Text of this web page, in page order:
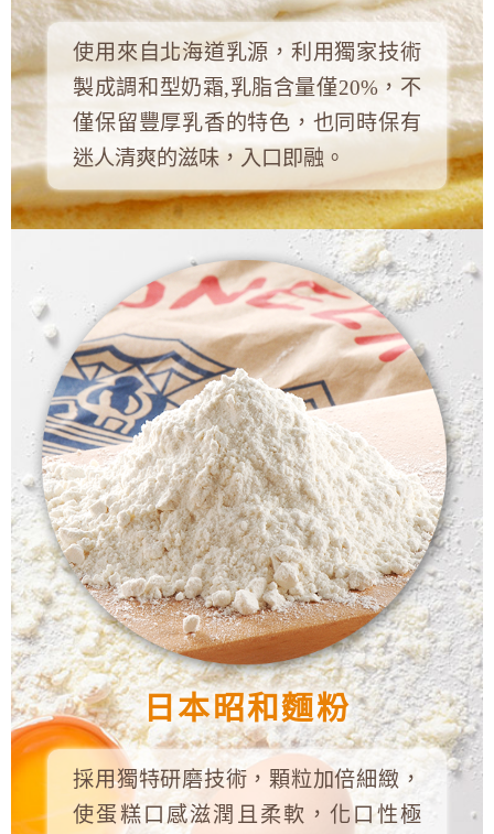
使用來自北海道乳源，利用獨家技術
製成調和型奶霜,乳脂含量僅20%，不
僅保留豐厚乳香的特色，也同時保有
迷人清爽的滋味，入口即融。
日本昭和麵粉
採用獨特研磨技術，顆粒加倍細緻，
使蛋糕口感滋潤且柔軟，化口性極